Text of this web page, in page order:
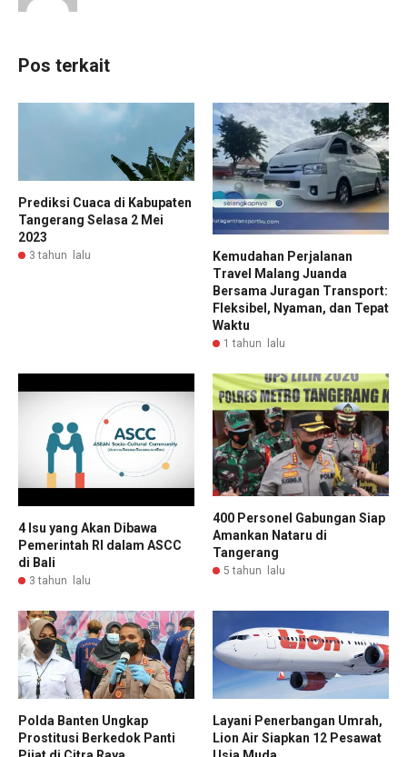
Pos terkait
Prediksi Cuaca di Kabupaten
Tangerang Selasa 2 Mei
2023
3 tahun lalu
Kemudahan Perjalanan
Travel Malang Juanda
Bersama Juragan Transport:
Fleksibel, Nyaman, dan Tepat
Waktu
1 tahun lalu
4 Isu yang Akan Dibawa
Pemerintah RI dalam ASCC
di Bali
3 tahun lalu
400 Personel Gabungan Siap
Amankan Nataru di
Tangerang
5 tahun lalu
Polda Banten Ungkap
Prostitusi Berkedok Panti
Layani Penerbangan Umrah,
Lion Air Siapkan 12 Pesawat